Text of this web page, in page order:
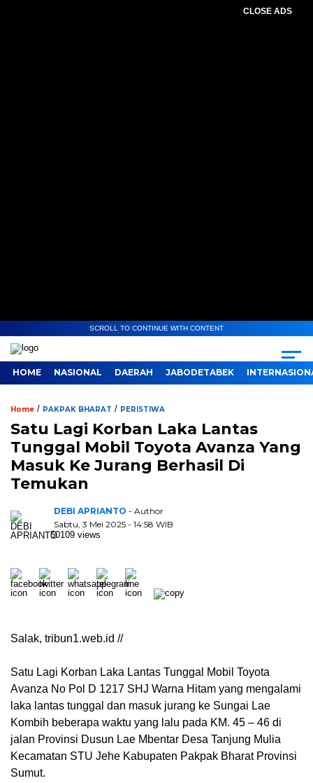
CLOSE ADS
SCROLL TO CONTINUE WITH CONTENT
HOME NASIONAL DAERAH JABODETABEK
Home / PAKPAK BHARAT / PERISTIWA
Satu Lagi Korban Laka Lantas
Tunggal Mobil Toyota Avanza Yang
Masuk Ke Jurang Berhasil Di
Temukan
DEBI APRIANTO - Author
Sabtu, 3 Mei 2025 - 14:58 WIB
50109 views
Salak, tribun1.web.id //
Satu Lagi Korban Laka Lantas Tunggal Mobil Toyota
Avanza No Pol D 1217 SHJ Warna Hitam yang mengalami
laka lantas tunggal dan masuk jurang ke Sungai Lae
Kombih beberapa waktu yang lalu pada KM. 45 – 46 di
jalan Provinsi Dusun Lae Mbentar Desa Tanjung Mulia
Kecamatan STU Jehe Kabupaten Pakpak Bharat Provinsi
Sumut.